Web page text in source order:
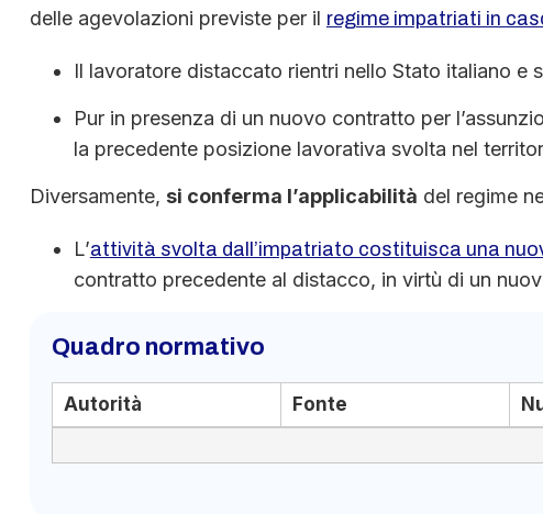
delle agevolazioni previste per il regime impatriati in
Il lavoratore distaccato rientri nello Stato italiano
Pur in presenza di un nuovo contratto per
la precedente posizione lavorativa svolta nel
Diversamente, si conferma l’applicabilità del regime
L’attività svolta dall’impatriato costituisca una
contratto precedente al distacco, in virtù di un
Quadro normativo
Autorità Fonte